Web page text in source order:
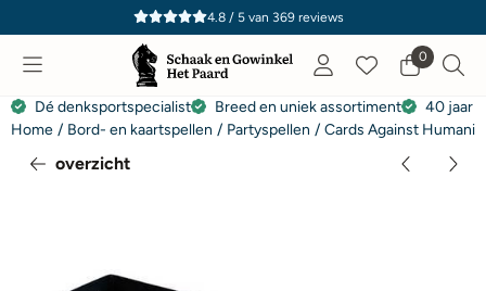
Cookievoorkeuren zijn momenteel gesloten.
4.8 / 5van 369reviews
0
Dé denksportspecialist Breed en uniek assortiment
40 jaar
Home / Bord- en kaartspellen / Partyspellen / Cards Against
overzicht